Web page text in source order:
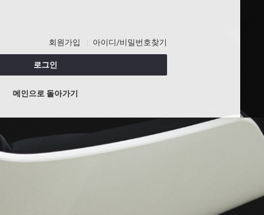
회원가입 아이디/비밀번호찾기
로그인
메인으로 돌아가기